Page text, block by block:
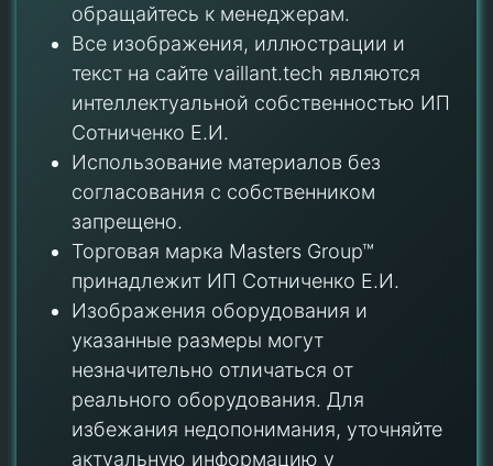
обращайтесь к менеджерам.
Все изображения, иллюстрации и
текст на сайте vaillant.tech являются
интеллектуальной собственностью ИП
Сотниченко Е.И.
Использование материалов без
согласования с собственником
запрещено.
Торговая марка Masters Group™
принадлежит ИП Сотниченко Е.И.
Изображения оборудования и
указанные размеры могут
незначительно отличаться от
реального оборудования. Для
избежания недопонимания, уточняйте
актуальную информацию у